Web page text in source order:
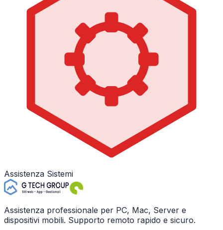
Assistenza Sistemi
Assistenza professionale per PC, Mac, Server e
dispositivi mobili. Supporto remoto rapido e sicuro.